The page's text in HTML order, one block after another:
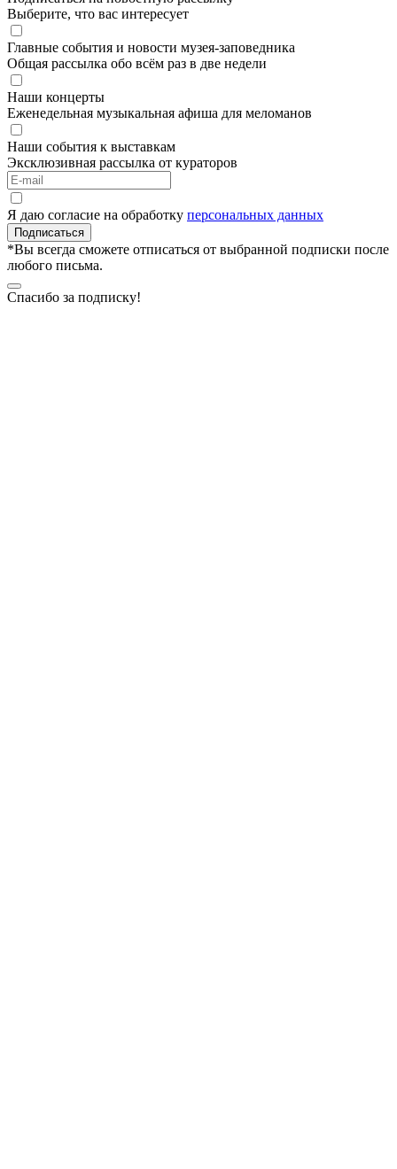
Выберите, что вас интересует
Главные события и новости музея-заповедника
Общая рассылка обо всём раз в две недели
Наши концерты
Еженедельная музыкальная афиша для меломанов
Наши события к выставкам
Эксклюзивная рассылка от кураторов
Я даю согласие на обработку персональных данных
Подписаться
*Вы всегда сможете отписаться от выбранной подписки после
любого письма.
Спасибо за подписку!